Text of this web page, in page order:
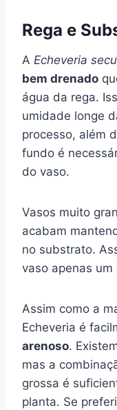
Rega e
A Echeveria
bem drenado
água da rega.
umidade longe
processo, além
fundo é
do vaso.
Vasos muito
acabam
no substrato.
vaso apenas
Assim como a
Echeveria é
arenoso.
mas a
grossa é
planta. Se